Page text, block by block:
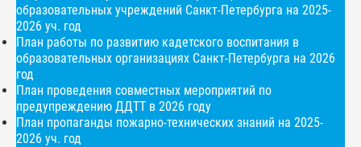
образовательных учреждений Санкт-Петербурга на 2025-
2026 уч. год
План работы по развитию кадетского воспитания в
образовательных организациях Санкт-Петербурга на 2026
год
План проведения совместных мероприятий по
предупреждению ДДТТ в 2026 году
План пропаганды пожарно-технических знаний на 2025-
2026 уч. год